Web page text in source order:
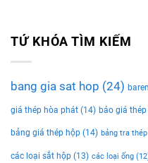
TỨ KHÓA TÌM KIẾM
bang gia sat hop (24)
giá thép hòa phát (14) báo giá
bảng giá thép hộp (14) bảng tra
các loại sắt hộp (13) các loại ống